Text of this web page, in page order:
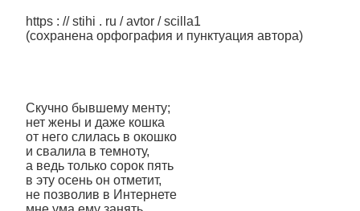
https : // stihi . ru / avtor / scilla1
(сохранена орфография и пунктуация автора)
Скучно бывшему менту;
нет жены и даже кошка
от него слилась в окошко
и свалила в темноту,
а ведь только сорок пять
в эту осень он отметит,
не позволив в Интернете